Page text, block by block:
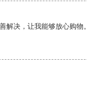
解决，让我能够放心购物。